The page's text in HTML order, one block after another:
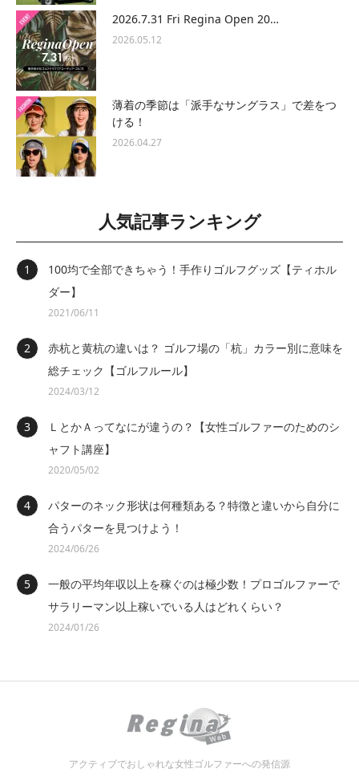
2026.7.31 Fri Regina Open 20…
2026.05.12
薄着の季節は「派手なサングラス」で差をつ
ける！
2026.04.27
人気記事ランキング
100均で全部できちゃう！手作りゴルフグッズ【ティホル
ダー】
2021/06/11
赤杭と黄杭の違いは？ ゴルフ場の「杭」カラー別に意味を
総チェック【ゴルフルール】
2024/03/12
ＬとかＡってなにが違うの？【女性ゴルファーのためのシ
ャフト講座】
2020/05/02
パターのネック形状は何種類ある？特徴と違いから自分に
合うパターを見つけよう！
2024/06/26
一般の平均年収以上を稼ぐのは極少数！プロゴルファーで
サラリーマン以上稼いでいる人はどれくらい？
2024/01/26
アクティブでおしゃれな女性ゴルファーへの発信源